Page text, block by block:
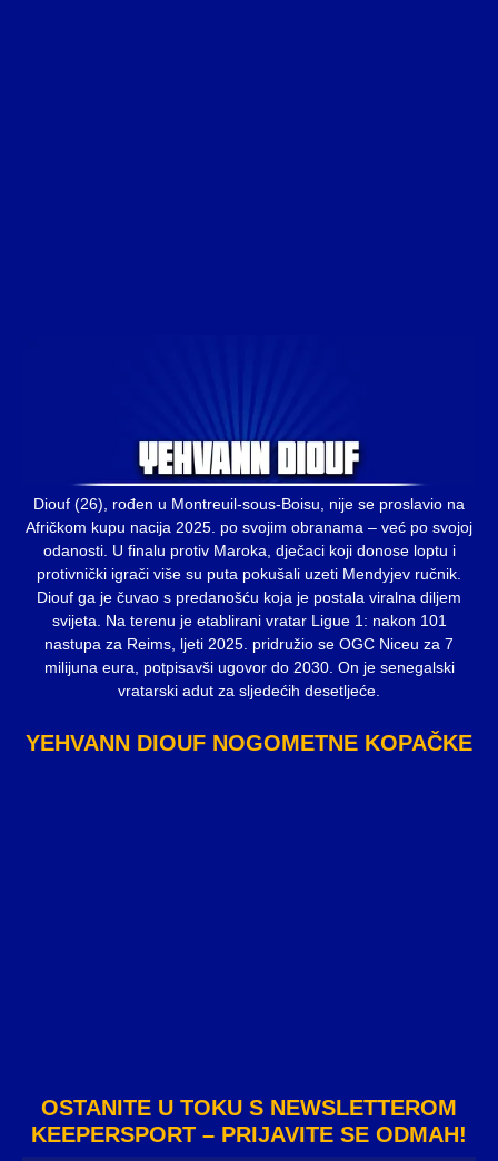
Diouf (26), rođen u Montreuil-sous-Boisu, nije se proslavio na
Afričkom kupu nacija 2025. po svojim obranama – već po svojoj
odanosti. U finalu protiv Maroka, dječaci koji donose loptu i
protivnički igrači više su puta pokušali uzeti Mendyjev ručnik.
Diouf ga je čuvao s predanošću koja je postala viralna diljem
svijeta. Na terenu je etablirani vratar Ligue 1: nakon 101
nastupa za Reims, ljeti 2025. pridružio se OGC Niceu za 7
milijuna eura, potpisavši ugovor do 2030. On je senegalski
vratarski adut za sljedećih desetljeće.
YEHVANN DIOUF NOGOMETNE KOPAČKE
OSTANITE U TOKU S NEWSLETTEROM
KEEPERSPORT – PRIJAVITE SE ODMAH!